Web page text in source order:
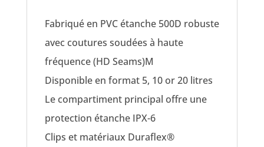
Fabriqué en PVC étanche 500D robuste
avec coutures soudées à haute
fréquence (HD Seams)M
Disponible en format 5, 10 or 20 litres
Le compartiment principal offre une
protection étanche IPX-6
Clips et matériaux Duraflex®